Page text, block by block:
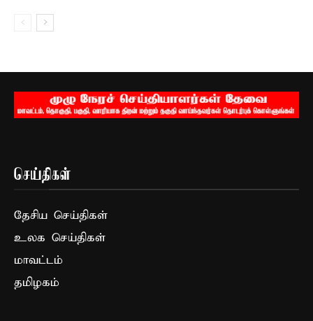
செய்திகள்
தேசிய செய்திகள்
உலக செய்திகள்
மாவட்டம்
தமிழகம்